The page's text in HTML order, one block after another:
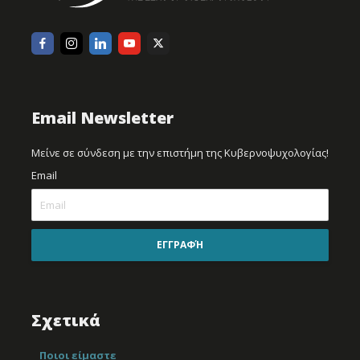
Email Newsletter
Μείνε σε σύνδεση με την επιστήμη της Κυβερνοψυχολογίας!
Email
ΕΓΓΡΑΦΉ
Σχετικά
Ποιοι είμαστε